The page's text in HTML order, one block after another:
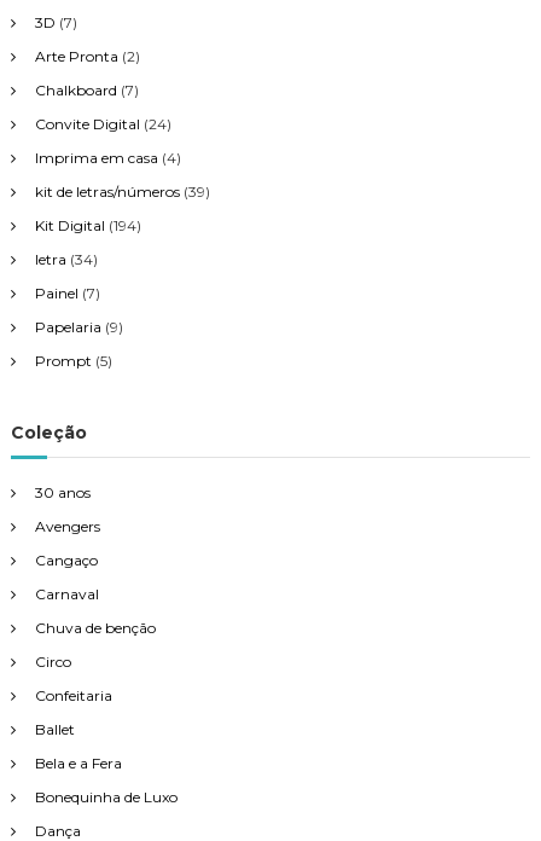
3D (7)
Arte Pronta (2)
Chalkboard (7)
Convite Digital (24)
Imprima em casa (4)
kit de letras/números (39)
Kit Digital (194)
letra (34)
Painel (7)
Papelaria (9)
Prompt (5)
Coleção
30 anos
Avengers
Cangaço
Carnaval
Chuva de benção
Circo
Confeitaria
Ballet
Bela e a Fera
Bonequinha de Luxo
Dança